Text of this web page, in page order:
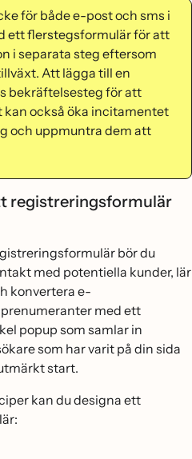
för både e-post och sms i
ett flerstegsformulär för att
i separata steg eftersom
Att lägga till en
bekräftelsesteg för att
också öka incitamentet
och uppmuntra dem att
registreringsformulär
bör du
med potentiella kunder, lär
konvertera e-
med ett
popup som samlar in
som har varit på din sida
start.
kan du designa ett